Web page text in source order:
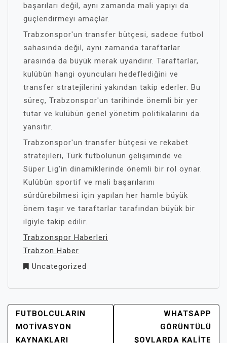
başarıları değil, aynı zamanda mali yapıyı da
güçlendirmeyi amaçlar.
Trabzonspor'un transfer bütçesi, sadece futbol
sahasında değil, aynı zamanda taraftarlar
arasında da büyük merak uyandırır. Taraftarlar,
kulübün hangi oyuncuları hedeflediğini ve
transfer stratejilerini yakından takip ederler. Bu
süreç, Trabzonspor'un tarihinde önemli bir yer
tutar ve kulübün genel yönetim politikalarını da
yansıtır.
Trabzonspor'un transfer bütçesi ve rekabet
stratejileri, Türk futbolunun gelişiminde ve
Süper Lig'in dinamiklerinde önemli bir rol oynar.
Kulübün sportif ve mali başarılarını
sürdürebilmesi için yapılan her hamle büyük
önem taşır ve taraftarlar tarafından büyük bir
ilgiyle takip edilir.
Trabzonspor Haberleri
Trabzon Haber
Uncategorized
YAZI
GEZINMESI
FUTBOLCULARIN
MOTIVASYON
KAYNAKLARI
WHATSAPP
GÖRÜNTÜLÜ
ŞOVLARDA KALITE